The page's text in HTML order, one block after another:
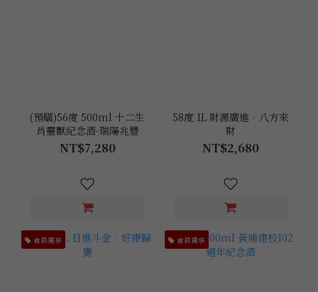
(預購)56度 500ml 十二生
肖靈獸紀念酒-瑞陽兆豐
NT$7,280
58度 1L 財源廣進．八方來
財
NT$2,680
會員獨享 會員獨享